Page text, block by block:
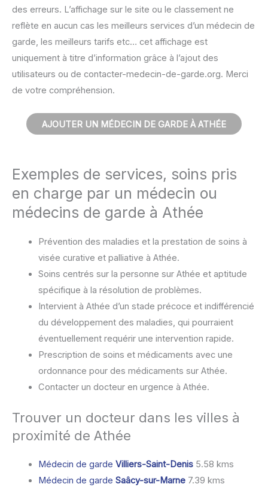
des erreurs. L’affichage sur le site ou le classement ne
reflète en aucun cas les meilleurs services d’un médecin de
garde, les meilleurs tarifs etc… cet affichage est
uniquement à titre d’information grâce à l’ajout des
utilisateurs ou de contacter-medecin-de-garde.org. Merci
de votre compréhension.
AJOUTER UN MÉDECIN DE GARDE À ATHÉE
Exemples de services, soins pris
en charge par un médecin ou
médecins de garde à Athée
Prévention des maladies et la prestation de soins à
visée curative et palliative à Athée.
Soins centrés sur la personne sur Athée et aptitude
spécifique à la résolution de problèmes.
Intervient à Athée d’un stade précoce et indifférencié
du développement des maladies, qui pourraient
éventuellement requérir une intervention rapide.
Prescription de soins et médicaments avec une
ordonnance pour des médicaments sur Athée.
Contacter un docteur en urgence à Athée.
Trouver un docteur dans les villes à
proximité de Athée
Médecin de garde Villiers-Saint-Denis5.58 kms
Médecin de garde Saâcy-sur-Marne7.39 kms